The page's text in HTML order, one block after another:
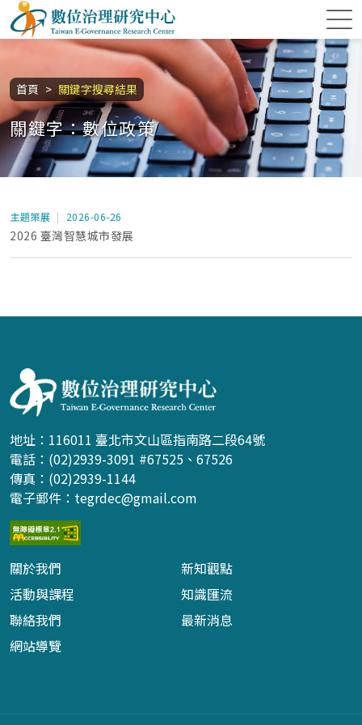
跳到主要內容區塊
數位治理研究中心
首頁 關鍵字搜尋結果
:::
關鍵字：數位政策
主題策展 2026-06-26
2026 臺灣智慧城市發展
地址：116011 臺北市文山區指南路二段64號
電話：(02)2939-3091 #67525、67526
傳真：(02)2939-1144
電子郵件： tegrdec@gmail.com
關於我們
新知觀點
活動與課程
知識匯流
聯絡我們
最新消息
網站導覽